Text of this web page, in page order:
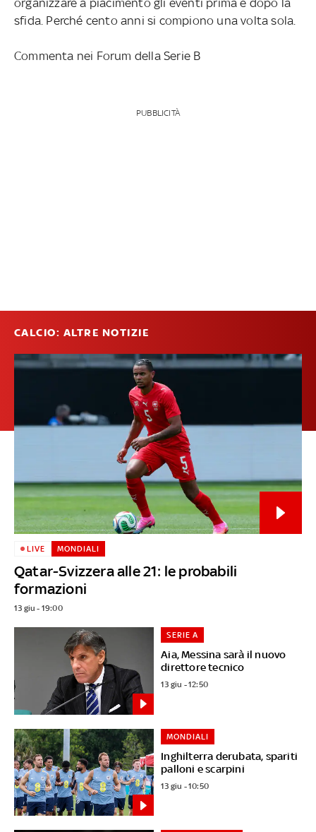
sfida. Perché cento anni si compiono una volta sola.
Commenta nei Forum della Serie B
PUBBLICITÀ
CALCIO: ALTRE NOTIZIE
Qatar-Svizzera alle 21: le probabili
formazioni
LIVE MONDIALI
13 giu - 19:00
Aia, Messina sarà il nuovo
direttore tecnico
SERIE A
13 giu - 12:50
Inghilterra derubata, spariti
palloni e scarpini
MONDIALI
13 giu - 10:50